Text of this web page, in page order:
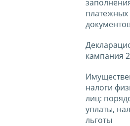
платежных
кампания
налоги
лиц:
уплаты,
льготы